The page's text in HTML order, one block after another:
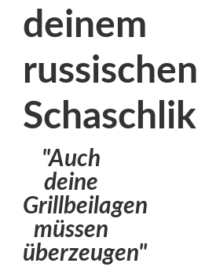
deinem
russischen
Schaschlik
"Auch
deine
Grillbeilagen
müssen
überzeugen"